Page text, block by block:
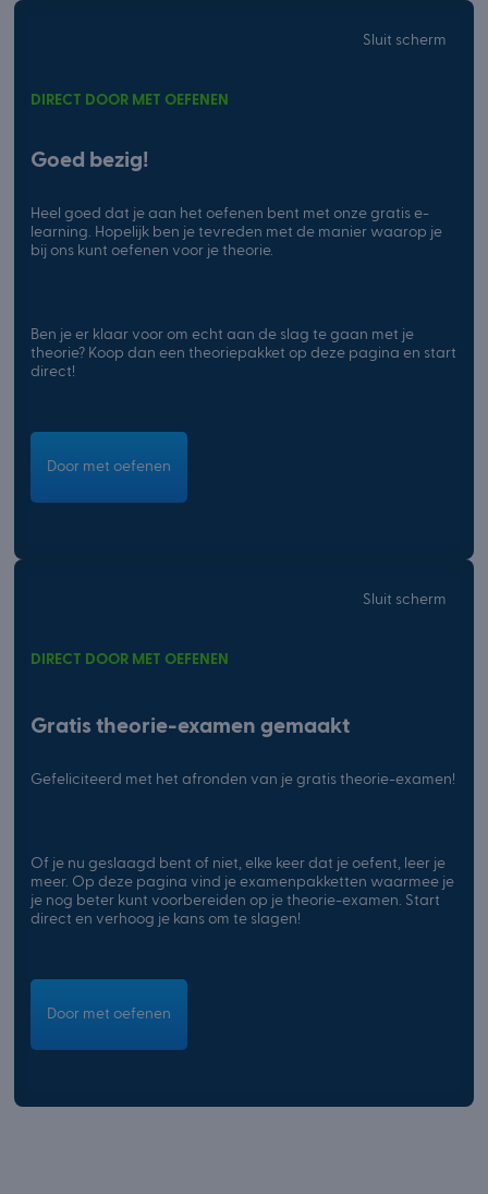
Sluit scherm
DIRECT DOOR MET OEFENEN
Goed bezig!
Heel goed dat je aan het oefenen bent met onze gratis e-
learning. Hopelijk ben je tevreden met de manier waarop je
bij ons kunt oefenen voor je theorie.
Ben je er klaar voor om echt aan de slag te gaan met je
theorie? Koop dan een theoriepakket op deze pagina en start
direct!
Door met oefenen
Sluit scherm
DIRECT DOOR MET OEFENEN
Gratis theorie-examen gemaakt
Gefeliciteerd met het afronden van je gratis theorie-examen!
Of je nu geslaagd bent of niet, elke keer dat je oefent, leer je
meer. Op deze pagina vind je examenpakketten waarmee je
je nog beter kunt voorbereiden op je theorie-examen. Start
direct en verhoog je kans om te slagen!
Door met oefenen